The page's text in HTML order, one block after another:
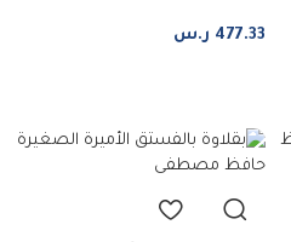
477.33 ر.س